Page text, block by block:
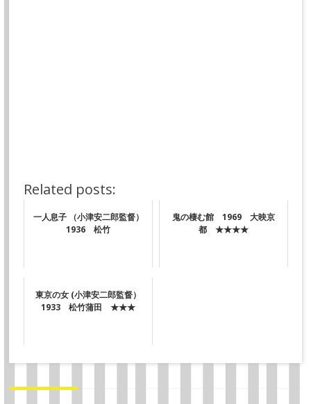
Related posts:
一人息子 （小津安二郎監督）
1936 松竹
鬼の棲む館 1969 大映京
都 ★★★★
東京の女 (小津安二郎監督）
1933 松竹蒲田 ★★★